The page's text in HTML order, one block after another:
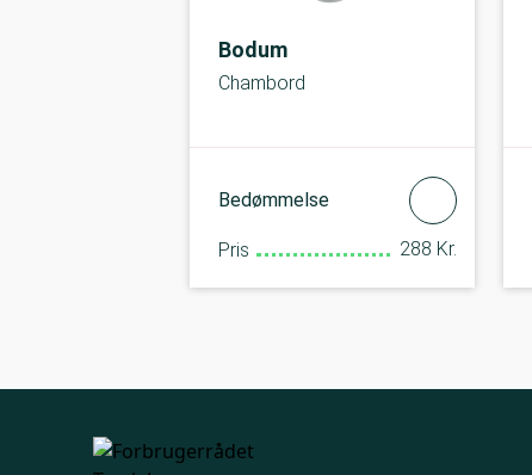
Bodum
Chambord
Bedømmelse
Pris 288 Kr.